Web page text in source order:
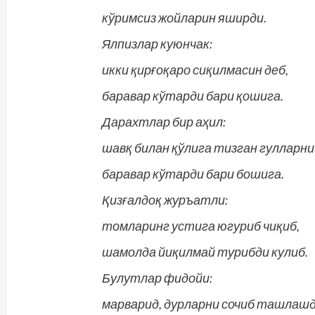
кўримсиз жойларин яширди.
Ялпизлар куюнчак:
икки қирғоқаро сиқилмасин деб,
баравар кўтарди бари қошига.
Дарахтлар бир аҳил:
шавқ билан қўлига тизган гулларни
баравар кўтарди бари бошига.
Қизғалдоқ журъатли:
томларинг устига югуриб чиқиб,
шамолда йиқилмай турибди кулиб.
Булутлар фидойи:
марварид, дурларни сочиб